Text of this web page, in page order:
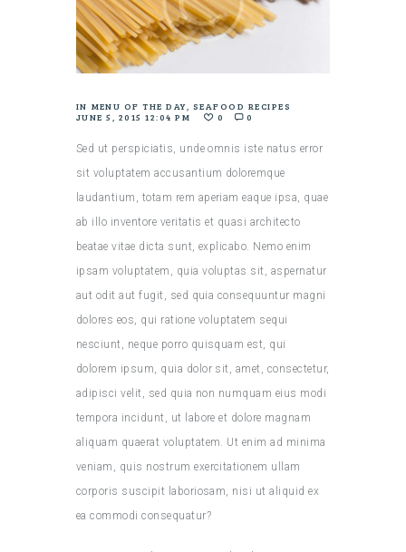
IN MENU OF THE DAY SEAFOOD RECIPES
JUNE 5, 2015 12:04 PM
0 0
Sed ut perspiciatis, unde omnis iste natus error
sit voluptatem accusantium doloremque
laudantium, totam rem aperiam eaque ipsa, quae
ab illo inventore veritatis et quasi architecto
beatae vitae dicta sunt, explicabo. Nemo enim
ipsam voluptatem, quia voluptas sit, aspernatur
aut odit aut fugit, sed quia consequuntur magni
dolores eos, qui ratione voluptatem sequi
nesciunt, neque porro quisquam est, qui
dolorem ipsum, quia dolor sit, amet, consectetur,
adipisci velit, sed quia non numquam eius modi
tempora incidunt, ut labore et dolore magnam
aliquam quaerat voluptatem. Ut enim ad minima
veniam, quis nostrum exercitationem ullam
corporis suscipit laboriosam, nisi ut aliquid ex
ea commodi consequatur?